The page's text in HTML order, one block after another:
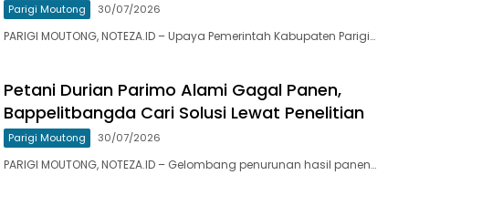
Parigi Moutong 30/07/2026
PARIGI MOUTONG, NOTEZA.ID – Upaya Pemerintah Kabupaten Parigi…
Petani Durian Parimo Alami Gagal Panen,
Bappelitbangda Cari Solusi Lewat Penelitian
Parigi Moutong 30/07/2026
PARIGI MOUTONG, NOTEZA.ID – Gelombang penurunan hasil panen…